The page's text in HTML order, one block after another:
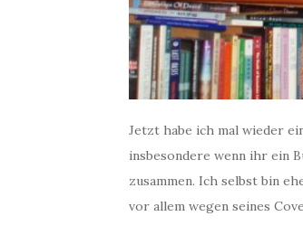
Jetzt habe ich mal wieder
insbesondere wenn ihr ein
zusammen. Ich selbst bin
vor allem wegen seines